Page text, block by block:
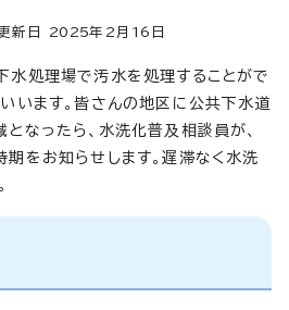
日 2025年2月 16 日
水処理場で汚水を処理することがで
います。皆さんの地区に公共下水道
なったら、水洗化普及相談員が、
期をお知らせします。遅滞なく水洗